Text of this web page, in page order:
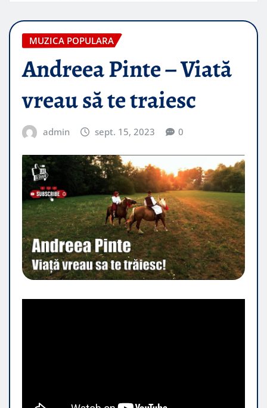
MUZICA POPULARA
Andreea Pinte – Viată
vreau să te traiesc
admin sept. 15, 2023 0